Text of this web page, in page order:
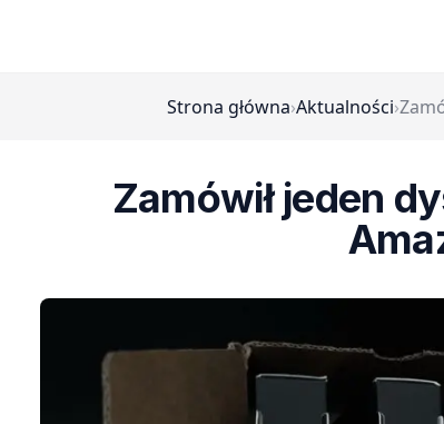
Strona główna›Aktualności›
Zamówił jeden